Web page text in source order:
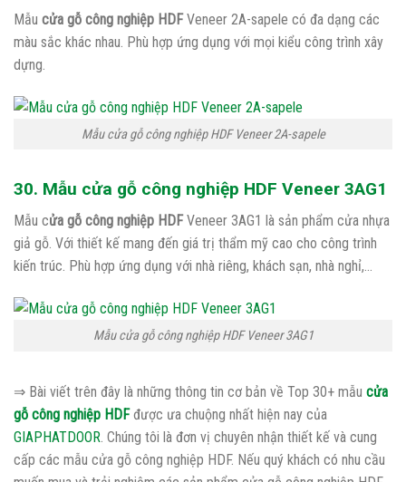
Mẫu cửa gỗ công nghiệp HDFVeneer 2A-sapele có đa dạng các
màu sắc khác nhau. Phù hợp ứng dụng với mọi kiểu công trình xây
dựng.
Mẫu cửa gỗ công nghiệp HDF Veneer 2A-sapele
30. Mẫu cửa gỗ công nghiệp HDF Veneer 3AG1
Mẫu cửa gỗ công nghiệp HDFVeneer 3AG1 là sản phẩm cửa nhựa
giả gỗ. Với thiết kế mang đến giá trị thẩm mỹ cao cho công trình
kiến trúc. Phù hợp ứng dụng với nhà riêng, khách sạn, nhà nghỉ,…
Mẫu cửa gỗ công nghiệp HDF Veneer 3AG1
⇒ Bài viết trên đây là những thông tin cơ bản về Top 30+ mẫu cửa
gỗ công nghiệp HDFđược ưa chuộng nhất hiện nay của
GIAPHATDOOR . Chúng tôi là đơn vị chuyên nhận thiết kế và cung
cấp các mẫu cửa gỗ công nghiệp HDF. Nếu quý khách có nhu cầu